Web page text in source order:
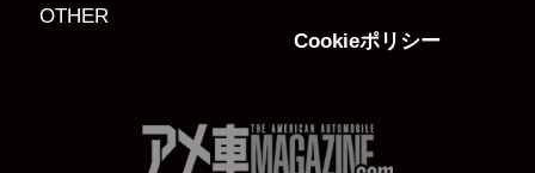
OTHER
Cookieポリシー